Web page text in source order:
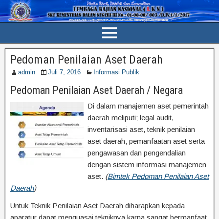
Pedoman Penilaian Aset Daerah
admin Juli 7, 2016 Informasi Publik
Pedoman Penilaian Aset Daerah / Negara
Di dalam manajemen aset pemerintah
daerah meliputi; legal audit,
inventarisasi aset, teknik penilaian
aset daerah, pemanfaatan aset serta
pengawasan dan pengendalian
dengan sistem informasi manajemen
aset. (Bimtek Pedoman Penilaian Aset
Daerah)
Untuk Teknik Penilaian Aset Daerah diharapkan kepada
aparatur dapat menguasai tekniknya karna sangat bermanfaat